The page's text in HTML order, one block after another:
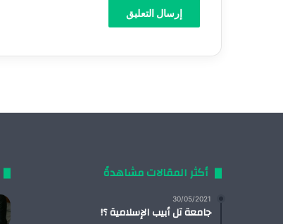
أكثر المقالات مشاهدةً
30/05/2021
جامعة تل أبيب الإسلامية ؟!